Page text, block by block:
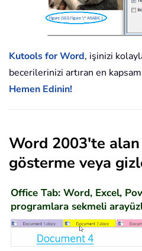
Kutools for Word, işinizi
becerilerinizi artıran en
Hemen Edinin!
Word 2003'te alan
gösterme veya
Office Tab: Word, Excel,
programlara sekmeli